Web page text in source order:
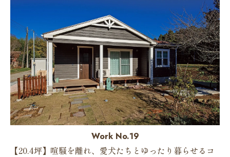
Work No.19
【20.4坪】喧騒を離れ、愛犬たちとゆったり暮らせるコ